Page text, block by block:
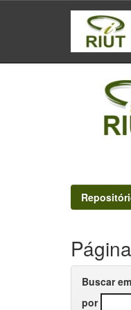
navigation
Buscar
por